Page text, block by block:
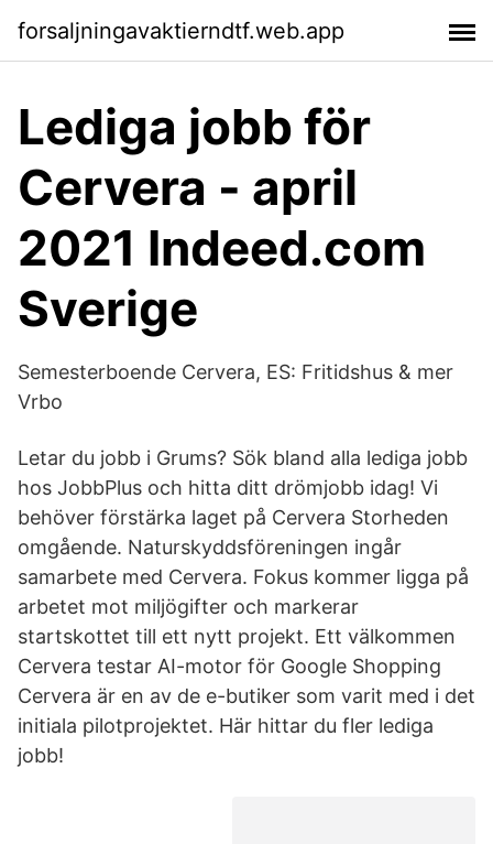
forsaljningavaktierndtf.web.app
Lediga jobb för
Cervera - april
2021 Indeed.com
Sverige
Semesterboende Cervera, ES: Fritidshus & mer
Vrbo
Letar du jobb i Grums? Sök bland alla lediga jobb
hos JobbPlus och hitta ditt drömjobb idag! Vi
behöver förstärka laget på Cervera Storheden
omgående. Naturskyddsföreningen ingår
samarbete med Cervera. Fokus kommer ligga på
arbetet mot miljögifter och markerar
startskottet till ett nytt projekt. Ett välkommen​
Cervera testar AI-motor för Google Shopping
Cervera är en av de e-butiker som varit med i det
initiala pilotprojektet. Här hittar du fler lediga
jobb!